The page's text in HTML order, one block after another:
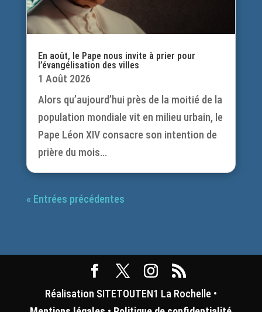
En août, le Pape nous invite à prier pour
l’évangélisation des villes
1 Août 2026
Alors qu’aujourd’hui près de la moitié de la
population mondiale vit en milieu urbain, le
Pape Léon XIV consacre son intention de
prière du mois...
« Entrées précédentes
Réalisation SITETOUTEN1 La Rochelle •